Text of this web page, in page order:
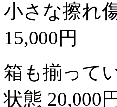
小さな擦れ
15,000円
箱も揃って
状態 20,000円